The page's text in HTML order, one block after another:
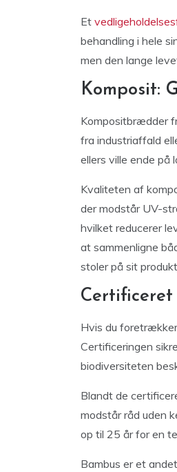
Et
behandling i hele
men den lange
Komposit:
Kompositbrædder
fra industriaffald
ellers ville ende på
Kvaliteten af
der modstår UV-
hvilket reducerer
at sammenligne
stoler på sit
Hvis du
Certificeringen
biodiversiteten
Blandt de
modstår råd uden
op til 25 år for en
Bambus er et